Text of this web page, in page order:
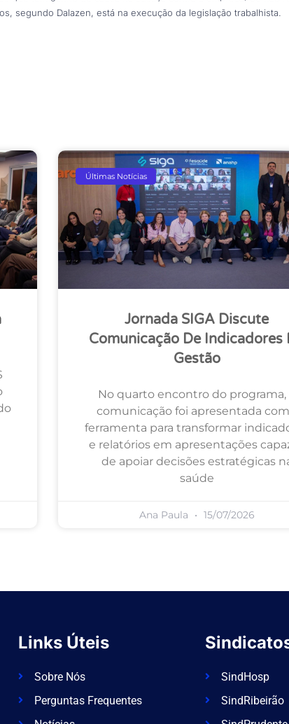
segundo Dalazen, está na execução da legislação trabalhista.
Últimas Notícias
Jornada SIGA Discute
Comunicação De Indicadores
Gestão
No quarto encontro do programa,
comunicação foi apresentada
ferramenta para transformar
e relatórios em apresentações
de apoiar decisões estratégicas
saúde
Ana Paula 15/07/2026
Links Úteis
Sobre Nós
Perguntas Frequentes
SindHosp
SindRibeirão